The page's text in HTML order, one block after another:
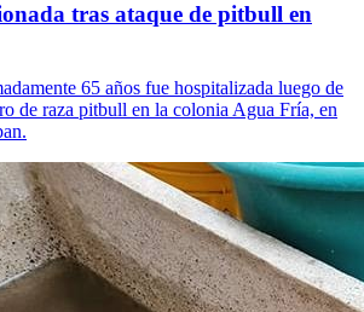
tras ataque de pitbull en
65 años fue hospitalizada luego de
de raza pitbull en la colonia Agua Fría, en